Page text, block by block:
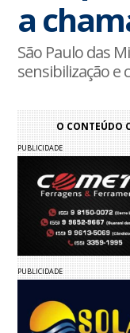
a
São Paulo das
sensibilização e
O CONTEÚDO
PUBLICIDADE
PUBLICIDADE